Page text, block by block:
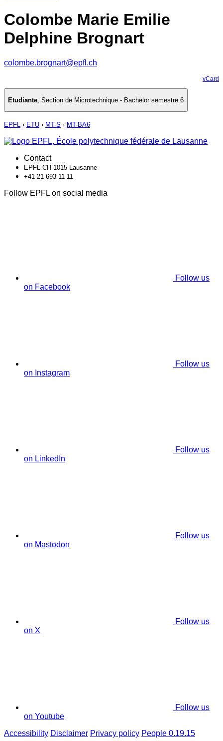
Colombe Marie Emilie
Delphine Brognart
colombe.brognart@epfl.ch
vCard
Etudiante, Section de Microtechnique - Bachelor semestre 6
EPFL › ETU › MT-S › MT-BA6
Contact
EPFL CH-1015 Lausanne
+41 21 693 11 11
Follow EPFL on social media
Follow us
on Facebook
Follow us
on Instagram
Follow us
on LinkedIn
Follow us
on Mastodon
Follow us
on X
Follow us
on Youtube
Accessibility Disclaimer Privacy policy People 0.19.15